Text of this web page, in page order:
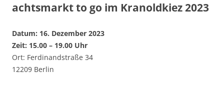
achtsmarkt to go im Kranoldkiez 2023
Datum: 16. Dezember 2023
Zeit: 15.00 – 19.00 Uhr
Ort: Ferdinandstraße 34
12209 Berlin